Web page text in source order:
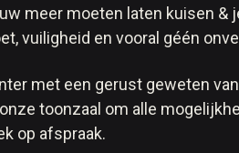
meer moeten laten kuisen &
vuiligheid en vooral géén
met een gerust geweten
toonzaal om alle
op afspraak.